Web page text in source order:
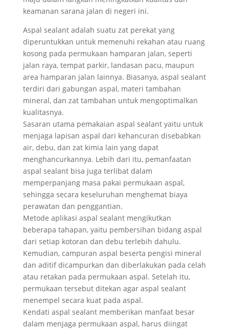
keamanan sarana jalan di negeri ini.
Aspal sealant adalah suatu zat perekat yang
diperuntukkan untuk memenuhi rekahan atau ruang
kosong pada permukaan hamparan jalan, seperti
jalan raya, tempat parkir, landasan pacu, maupun
area hamparan jalan lainnya. Biasanya, aspal sealant
terdiri dari gabungan aspal, materi tambahan
mineral, dan zat tambahan untuk mengoptimalkan
kualitasnya.
Sasaran utama pemakaian aspal sealant yaitu untuk
menjaga lapisan aspal dari kehancuran disebabkan
air, debu, dan zat kimia lain yang dapat
menghancurkannya. Lebih dari itu, pemanfaatan
aspal sealant bisa juga terlibat dalam
memperpanjang masa pakai permukaan aspal,
sehingga secara keseluruhan menghemat biaya
perawatan dan penggantian.
Metode aplikasi aspal sealant mengikutkan
beberapa tahapan, yaitu pembersihan bidang aspal
dari setiap kotoran dan debu terlebih dahulu.
Kemudian, campuran aspal beserta pengisi mineral
dan aditif dicampurkan dan diberlakukan pada celah
atau retakan pada permukaan aspal. Setelah itu,
permukaan tersebut ditekan agar aspal sealant
menempel secara kuat pada aspal.
Kendati aspal sealant memberikan manfaat besar
dalam menjaga permukaan aspal, harus diingat